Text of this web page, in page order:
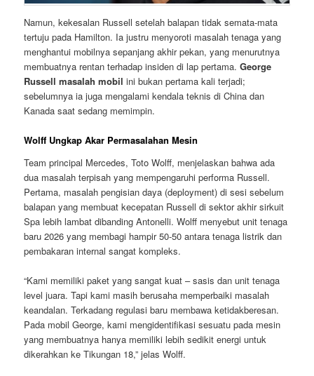
Namun, kekesalan Russell setelah balapan tidak semata-mata
tertuju pada Hamilton. Ia justru menyoroti masalah tenaga yang
menghantui mobilnya sepanjang akhir pekan, yang menurutnya
membuatnya rentan terhadap insiden di lap pertama.George
Russell masalah mobil ini bukan pertama kali terjadi;
sebelumnya ia juga mengalami kendala teknis di China dan
Kanada saat sedang memimpin.
Wolff Ungkap Akar Permasalahan Mesin
Team principal Mercedes, Toto Wolff, menjelaskan bahwa ada
dua masalah terpisah yang mempengaruhi performa Russell.
Pertama, masalah pengisian daya (deployment) di sesi sebelum
balapan yang membuat kecepatan Russell di sektor akhir sirkuit
Spa lebih lambat dibanding Antonelli. Wolff menyebut unit tenaga
baru 2026 yang membagi hampir 50-50 antara tenaga listrik dan
pembakaran internal sangat kompleks.
“Kami memiliki paket yang sangat kuat – sasis dan unit tenaga
level juara. Tapi kami masih berusaha memperbaiki masalah
keandalan. Terkadang regulasi baru membawa ketidakberesan.
Pada mobil George, kami mengidentifikasi sesuatu pada mesin
yang membuatnya hanya memiliki lebih sedikit energi untuk
dikerahkan ke Tikungan 18,” jelas Wolff.